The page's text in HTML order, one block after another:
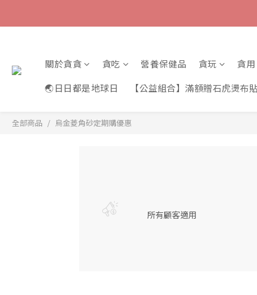
關於貪貪 貪吃 營養保健品 貪玩 貪用
🌏日日都是地球日
【公益組合】滿額贈石虎燙布
全部商品 烏金菱角砂定期購優惠
所有顧客適用